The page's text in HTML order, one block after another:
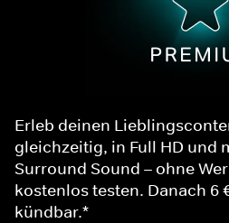
Erleb deinen
gleichzeitig, in Full HD und
Surround Sound – ohne
kostenlos testen. Danach 6
kündbar.*